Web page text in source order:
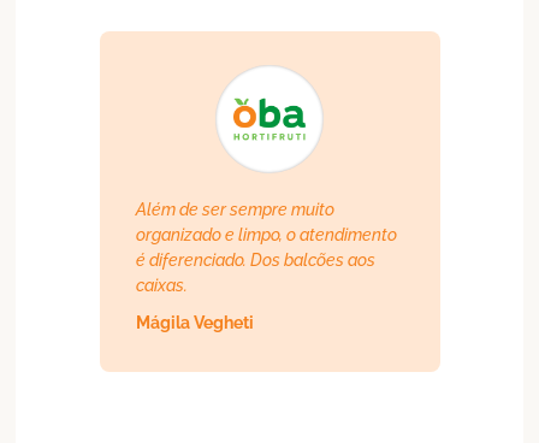
Além de ser sempre muito
organizado e limpo, o atendimento
é diferenciado. Dos balcões aos
caixas.
Mágila Vegheti